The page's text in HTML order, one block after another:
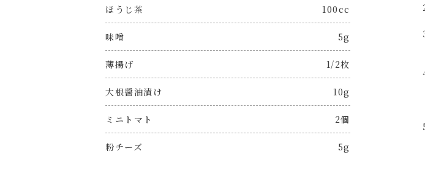
ほうじ茶 100cc
味噌 5g
薄揚げ 1/2枚
大根醤油漬け 10g
ミニトマト 2個
粉チーズ 5g